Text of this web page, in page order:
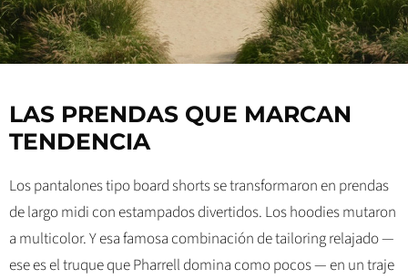
LAS PRENDAS QUE MARCAN
TENDENCIA
Los pantalones tipo board shorts se transformaron en prendas
de largo midi con estampados divertidos. Los hoodies mutaron
a multicolor. Y esa famosa combinación de tailoring relajado —
ese es el truque que Pharrell domina como pocos — en un traje